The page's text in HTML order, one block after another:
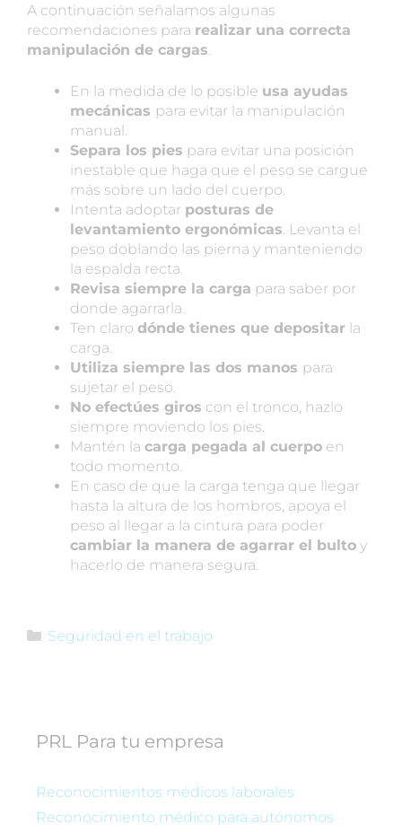
A continuación señalamos algunas
recomendaciones para realizar una correcta
manipulación de cargas.
En la medida de lo posible usa ayudas
mecánicas para evitar la manipulación
manual.
Separa los pies para evitar una posición
inestable que haga que el peso se cargue
más sobre un lado del cuerpo.
Intenta adoptar posturas de
levantamiento ergonómicas. Levanta el
peso doblando las pierna y manteniendo
la espalda recta.
Revisa siempre la carga para saber por
donde agarrarla.
Ten claro dónde tienes que depositar la
carga.
Utiliza siempre las dos manos para
sujetar el peso.
No efectúes giros con el tronco, hazlo
siempre moviendo los pies.
Mantén la carga pegada al cuerpo en
todo momento.
En caso de que la carga tenga que llegar
hasta la altura de los hombros, apoya el
peso al llegar a la cintura para poder
cambiar la manera de agarrar el bulto y
hacerlo de manera segura.
Seguridad en el trabajo
PRL Para tu empresa
Reconocimientos médicos laborales
Reconocimiento médico para autónomos